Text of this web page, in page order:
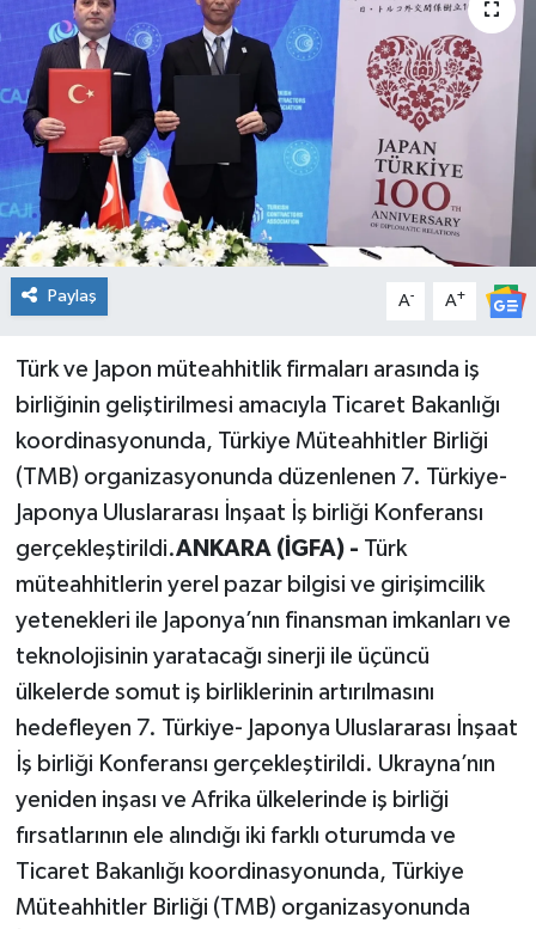
Paylaş A- A+
Türk ve Japon müteahhitlik firmaları arasında iş
birliğinin geliştirilmesi amacıyla Ticaret Bakanlığı
koordinasyonunda, Türkiye Müteahhitler Birliği
(TMB) organizasyonunda düzenlenen 7. Türkiye-
Japonya Uluslararası İnşaat İş birliği Konferansı
gerçekleştirildi.ANKARA (İGFA) - Türk
müteahhitlerin yerel pazar bilgisi ve girişimcilik
yetenekleri ile Japonya’nın finansman imkanları ve
teknolojisinin yaratacağı sinerji ile üçüncü
ülkelerde somut iş birliklerinin artırılmasını
hedefleyen 7. Türkiye- Japonya Uluslararası İnşaat
İş birliği Konferansı gerçekleştirildi. Ukrayna’nın
yeniden inşası ve Afrika ülkelerinde iş birliği
fırsatlarının ele alındığı iki farklı oturumda ve
Ticaret Bakanlığı koordinasyonunda, Türkiye
Müteahhitler Birliği (TMB) organizasyonunda